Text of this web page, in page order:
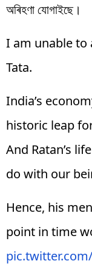
অৰিহণা যোগাইছে।
I am unable to
Tata.
India’s
historic leap
And Ratan’s
do with our
Hence, his
point in time
pic.twitter.com/